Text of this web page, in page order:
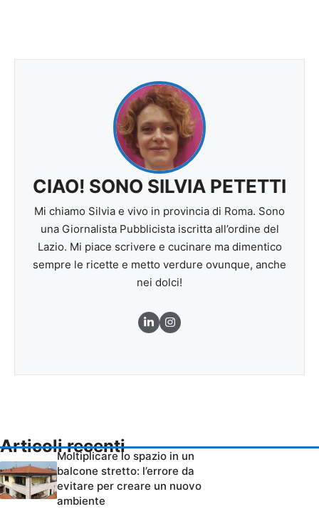
CIAO! SONO SILVIA PETETTI
Mi chiamo Silvia e vivo in provincia di Roma. Sono
una Giornalista Pubblicista iscritta all’ordine del
Lazio. Mi piace scrivere e cucinare ma dimentico
sempre le ricette e metto verdure ovunque, anche
nei dolci!
Articoli recenti
Moltiplicare lo spazio in un
balcone stretto: l’errore da
evitare per creare un nuovo
ambiente